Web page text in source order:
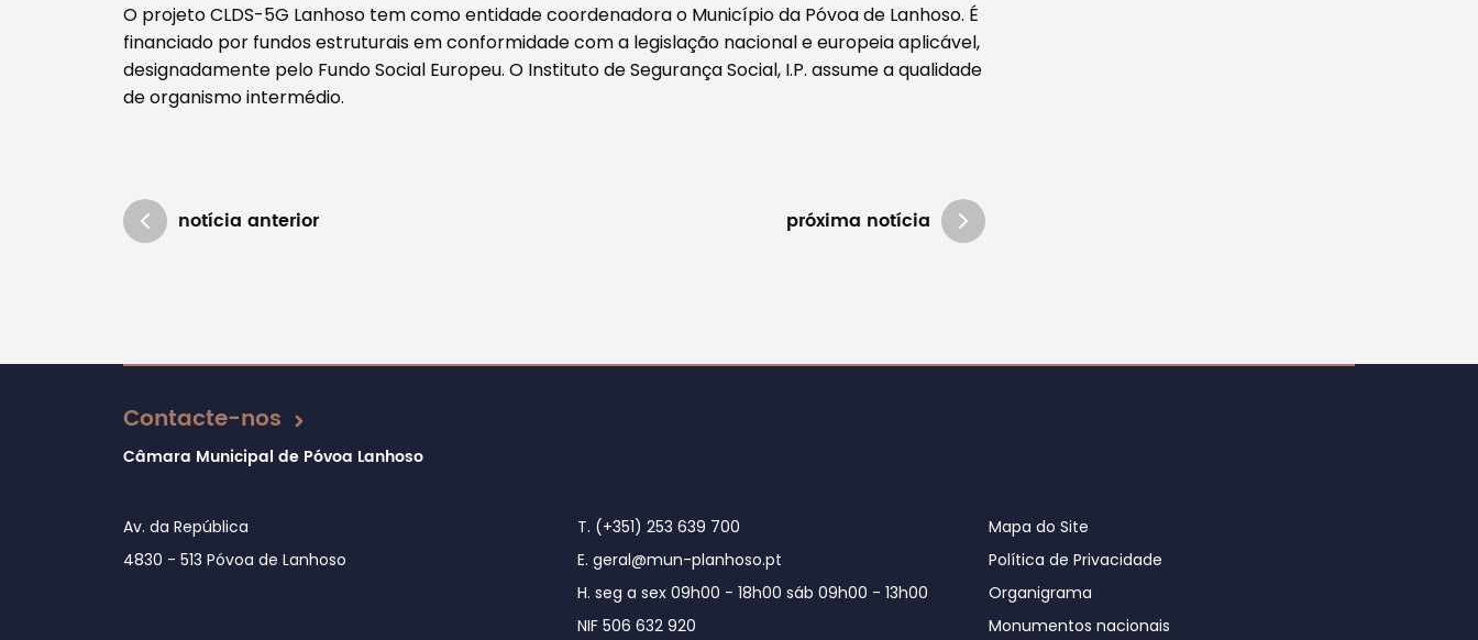
O projeto CLDS-5G Lanhoso tem como entidade coordenadora o Município da Póvoa de Lanhoso. É
financiado por fundos estruturais em conformidade com a legislação nacional e europeia aplicável,
designadamente pelo Fundo Social Europeu. O Instituto de Segurança Social, I.P. assume a qualidade
de organismo intermédio.
notícia anterior próxima notícia
Atualizado em 27/02/2026
Contacte-nos
Câmara Municipal de Póvoa Lanhoso
Av. da República
4830 - 513 Póvoa de Lanhoso
T. (+351) 253 639 700
E. geral@mun-planhoso.pt
H. seg a sex 09h00 - 18h00 sáb 09h00 - 13h00
NIF 506 632 920
Mapa do Site
Política de Privacidade
Organigrama
Monumentos nacionais